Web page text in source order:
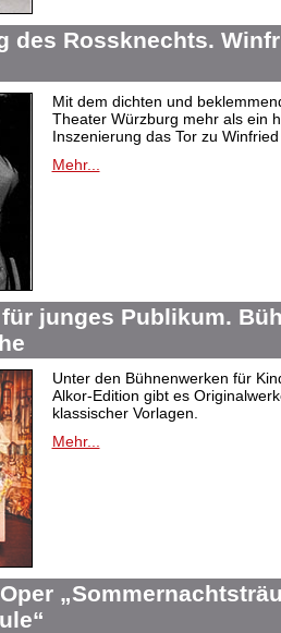
des Rossknechts.
Mit dem dichten und
Theater Würzburg mehr als ein
Inszenierung das Tor zu
Mehr...
junges Publikum.
Unter den Bühnenwerken für
Alkor-Edition gibt es
klassischer Vorlagen.
Mehr...